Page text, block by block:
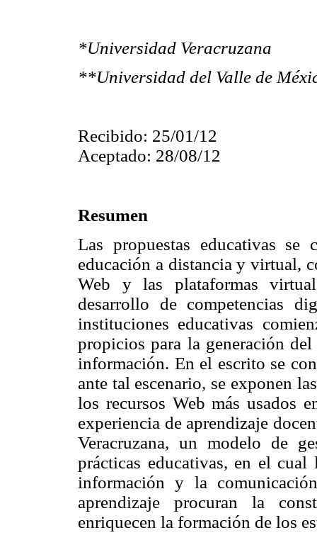
*Universidad Veracruzana
**Universidad del Valle de
Recibido: 25/01/12
Aceptado: 28/08/12
Resumen
Las propuestas educativas
educación a distancia y virtual,
Web y las plataformas
desarrollo de competencias
instituciones educativas
propicios para la generación
información. En el escrito se
ante tal escenario, se exponen
los recursos Web más usados
experiencia de aprendizaje
Veracruzana, un modelo de
prácticas educativas, en el
información y la
aprendizaje procuran la
enriquecen la formación de los